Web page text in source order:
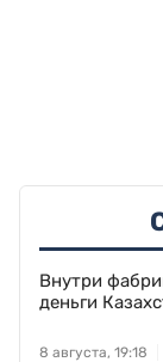
Внутри
деньги
8 августа, 19:18